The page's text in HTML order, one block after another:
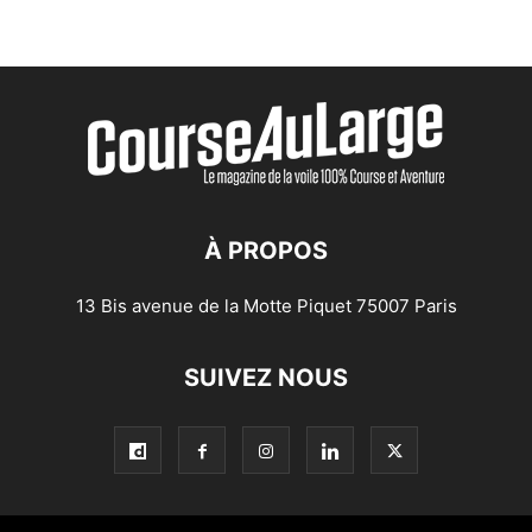
À PROPOS
13 Bis avenue de la Motte Piquet 75007 Paris
SUIVEZ NOUS